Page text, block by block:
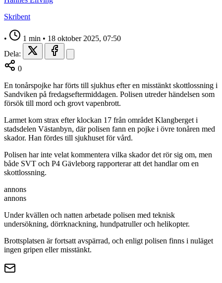
Skribent
• 1 min • 18 oktober 2025, 07:50
Dela:
0
En tonårspojke har förts till sjukhus efter en misstänkt skottlossning i
Sandviken på fredagseftermiddagen. Polisen utreder händelsen som
försök till mord och grovt vapenbrott.
Larmet kom strax efter klockan 17 från området Klangberget i
stadsdelen Västanbyn, där polisen fann en pojke i övre tonåren med
skador. Han fördes till sjukhuset för vård.
Polisen har inte velat kommentera vilka skador det rör sig om, men
både SVT och P4 Gävleborg rapporterar att det handlar om en
skottlossning.
annons
annons
Under kvällen och natten arbetade polisen med teknisk
undersökning, dörrknackning, hundpatruller och helikopter.
Brottsplatsen är fortsatt avspärrad, och enligt polisen finns i nuläget
ingen gripen eller misstänkt.